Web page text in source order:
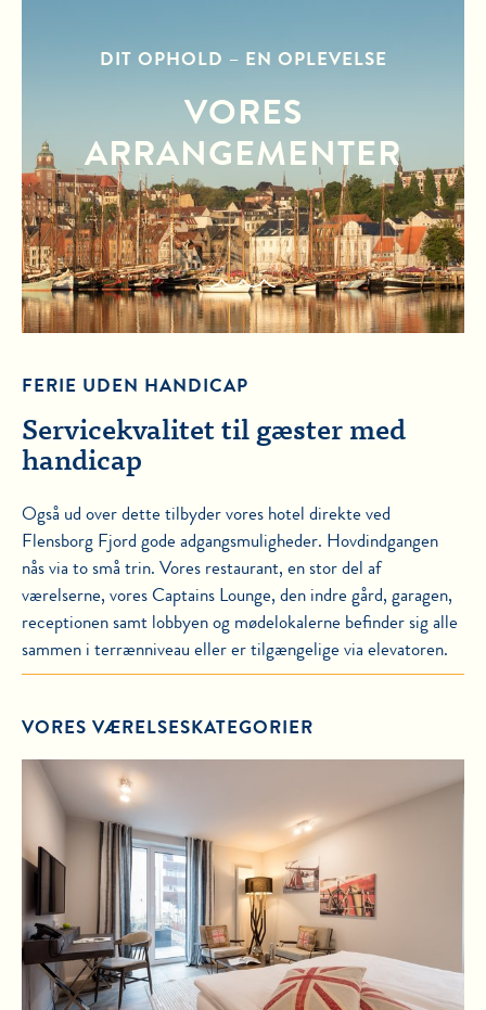
DIT OPHOLD – EN OPLEVELSE
VORES
ARRANGEMENTER
FERIE UDEN HANDICAP
Servicekvalitet til gæster med
handicap
Også ud over dette tilbyder vores hotel direkte ved
Flensborg Fjord gode adgangsmuligheder. Hovdindgangen
nås via to små trin. Vores restaurant, en stor del af
værelserne, vores Captains Lounge, den indre gård, garagen,
receptionen samt lobbyen og mødelokalerne befinder sig alle
sammen i terrænniveau eller er tilgængelige via elevatoren.
VORES VÆRELSESKATEGORIER